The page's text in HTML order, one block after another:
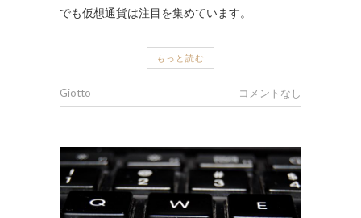
でも仮想通貨は注目を集めています。
もっと読む
Giotto コメントなし